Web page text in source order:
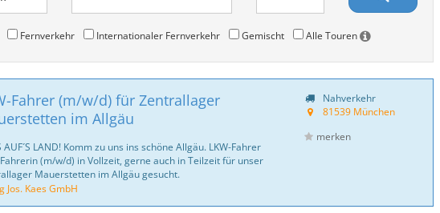
Fernverkehr Internationaler Fernverkehr Gemischt Alle Touren
Fahrer (m/w/d) für Zentrallager
im Allgäu
AUF´S LAND! Komm zu uns ins schöne Allgäu. LKW-Fahrer
(m/w/d) in Vollzeit, gerne auch in Teilzeit für unser
Mauerstetten im Allgäu gesucht.
Jos. Kaes GmbH
Nahverkehr
81539 München
merken